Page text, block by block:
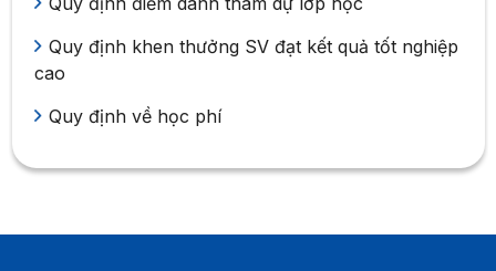
Quy định khen thưởng SV đạt kết quả tốt nghiệp
cao
Quy định về học phí